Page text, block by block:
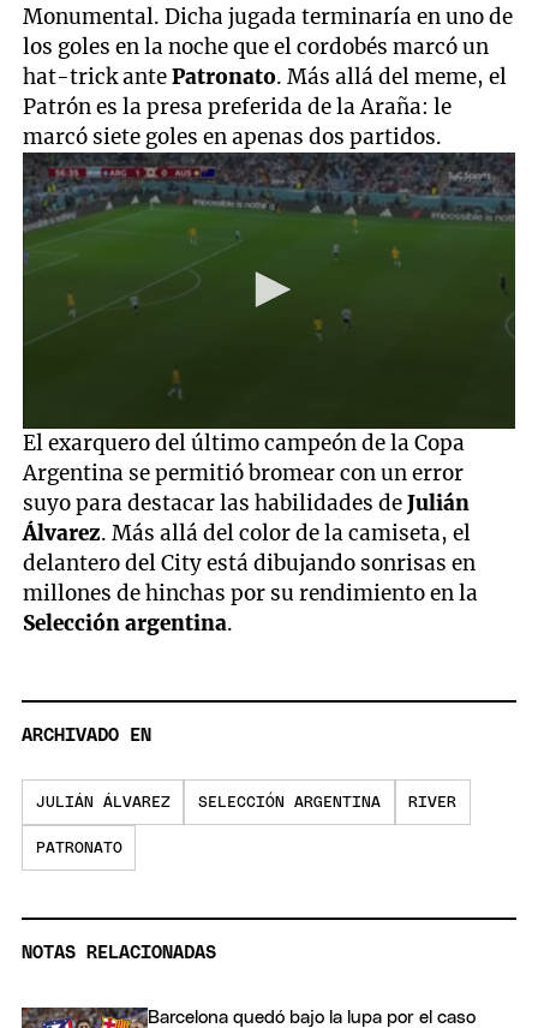
Monumental. Dicha jugada terminaría en uno de
los goles en la noche que el cordobés marcó un
hat-trick antePatronato. Más allá del meme, el
Patrón es la presa preferida de la Araña: le
marcó siete goles en apenas dos partidos.
0
seconds
of
22
seconds
El exarquero del último campeón de la Copa
Argentina se permitió bromear con un error
suyo para destacar las habilidades deJulián
Álvarez. Más allá del color de la camiseta, el
delantero del City está dibujando sonrisas en
millones de hinchas por su rendimiento en la
Selección argentina.
ARCHIVADO EN
JULIÁN ÁLVAREZ SELECCIÓN ARGENTINA RIVER
PATRONATO
NOTAS RELACIONADAS
Barcelona quedó bajo la lupa por el caso